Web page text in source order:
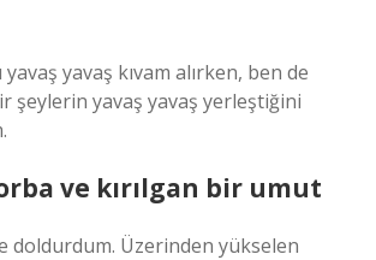
yavaş kıvam alırken, ben de
şeylerin yavaş yavaş yerleştiğini
ve kırılgan bir umut
doldurdum. Üzerinden yükselen